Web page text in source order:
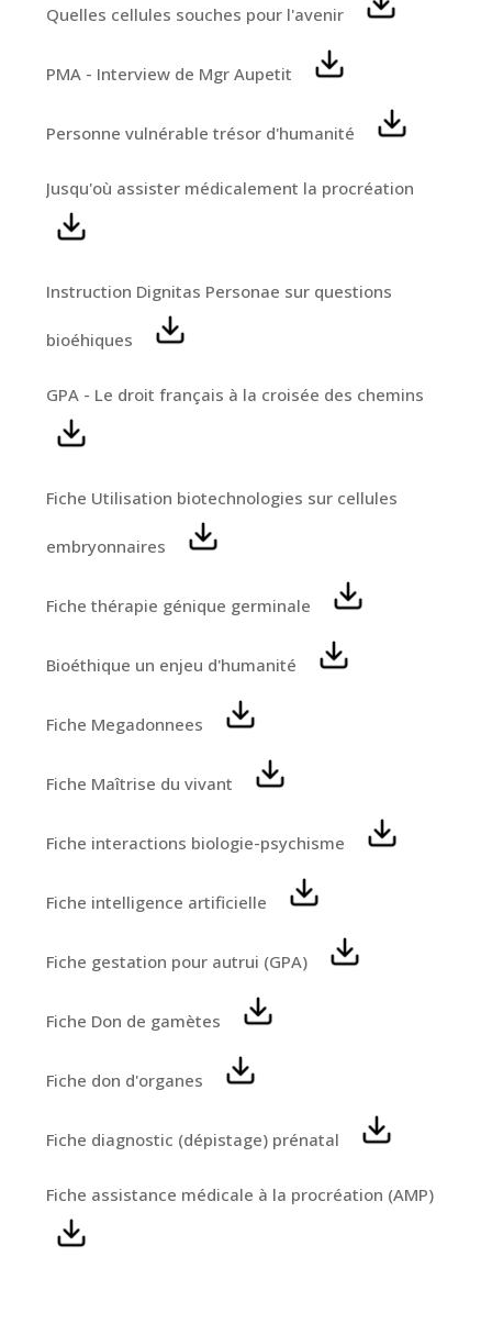
Quelles cellules souches pour l'avenir
PMA - Interview de Mgr Aupetit
Personne vulnérable trésor d'humanité
Jusqu'où assister médicalement la procréation
Instruction Dignitas Personae sur questions
bioéhiques
GPA - Le droit français à la croisée des chemins
Fiche Utilisation biotechnologies sur cellules
embryonnaires
Fiche thérapie génique germinale
Bioéthique un enjeu d'humanité
Fiche Megadonnees
Fiche Maîtrise du vivant
Fiche interactions biologie-psychisme
Fiche intelligence artificielle
Fiche gestation pour autrui (GPA)
Fiche Don de gamètes
Fiche don d'organes
Fiche diagnostic (dépistage) prénatal
Fiche assistance médicale à la procréation (AMP)